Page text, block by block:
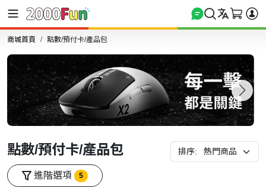
商城首頁 點數/預付卡/產品包
點數/預付卡/產品包 排序:
進階選項 5